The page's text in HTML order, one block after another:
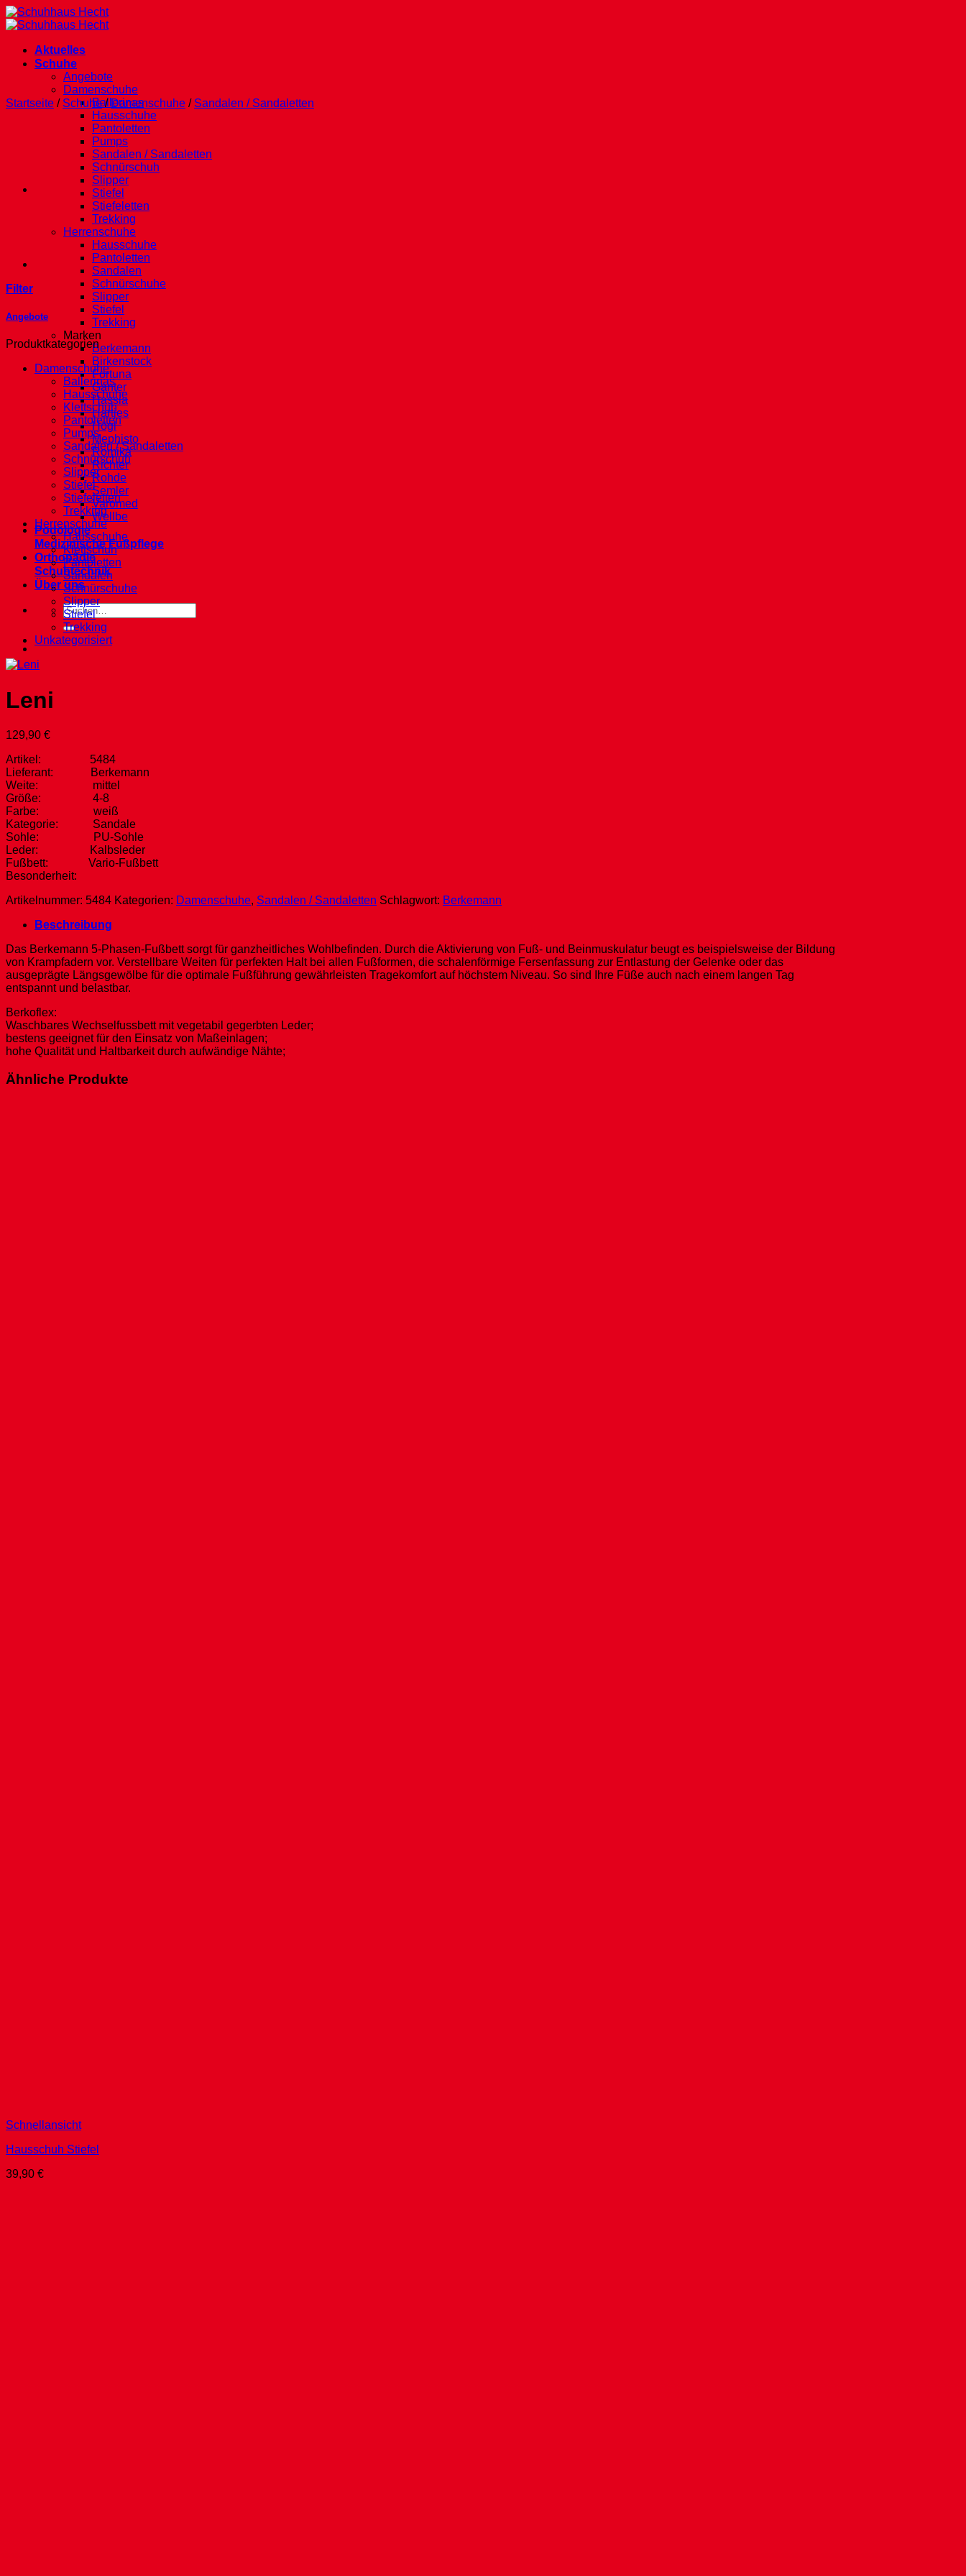
Zum
Inhalt
Aktuelles
Schuhe
Angebote
Damenschuhe
Ballerinas
Hausschuhe
Pantoletten
Pumps
Sandalen / Sandaletten
Schnürschuh
Slipper
Stiefel
Stiefeletten
Trekking
Herrenschuhe
Hausschuhe
Pantoletten
Sandalen
Schnürschuhe
Slipper
Stiefel
Trekking
Marken
Berkemann
Birkenstock
Fortuna
Ganter
Hassia
Hartjes
Högl
Mephisto
Romika
Richter
Rohde
Semler
Varomed
Wellbe
Podologie
Medizinische Fußpflege
Orthopädie
Schuhtechnik
Über uns
Suche
nach:
Startseite / Schuhe / Damenschuhe / Sandalen / Sandaletten
Filter
Angebote
Produktkategorien
Damenschuhe
Ballerinas
Hausschuhe
Klettschuh
Pantoletten
Pumps
Sandalen / Sandaletten
Schnürschuh
Slipper
Stiefel
Stiefeletten
Trekking
Herrenschuhe
Hausschuhe
Klettschuh
Pantoletten
Sandalen
Schnürschuhe
Slipper
Stiefel
Trekking
Unkategorisiert
Leni
129,90 €
Artikel: 5484
Lieferant: Berkemann
Weite: mittel
Größe: 4-8
Farbe: weiß
Kategorie: Sandale
Sohle: PU-Sohle
Leder: Kalbsleder
Fußbett: Vario-Fußbett
Besonderheit:
Artikelnummer: 5484 Kategorien: Damenschuhe, Sandalen / Sandaletten Schlagwort: Berkemann
Beschreibung
Das Berkemann 5-Phasen-Fußbett sorgt für ganzheitliches Wohlbefinden. Durch die Aktivierung von Fuß- und Beinmuskulatur beugt es beispielsweise der Bildung
von Krampfadern vor. Verstellbare Weiten für perfekten Halt bei allen Fußformen, die schalenförmige Fersenfassung zur Entlastung der Gelenke oder das
ausgeprägte Längsgewölbe für die optimale Fußführung gewährleisten Tragekomfort auf höchstem Niveau. So sind Ihre Füße auch nach einem langen Tag
entspannt und belastbar.
Berkoflex:
Waschbares Wechselfussbett mit vegetabil gegerbten Leder;
bestens geeignet für den Einsatz von Maßeinlagen;
hohe Qualität und Haltbarkeit durch aufwändige Nähte;
Ähnliche Produkte
Schnellansicht
Hausschuh Stiefel
39,90 €